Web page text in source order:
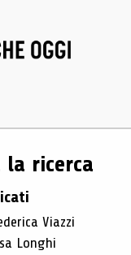
la ricerca
Viazzi
Longhi